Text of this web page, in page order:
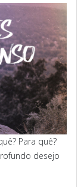
Para quê?
desejo